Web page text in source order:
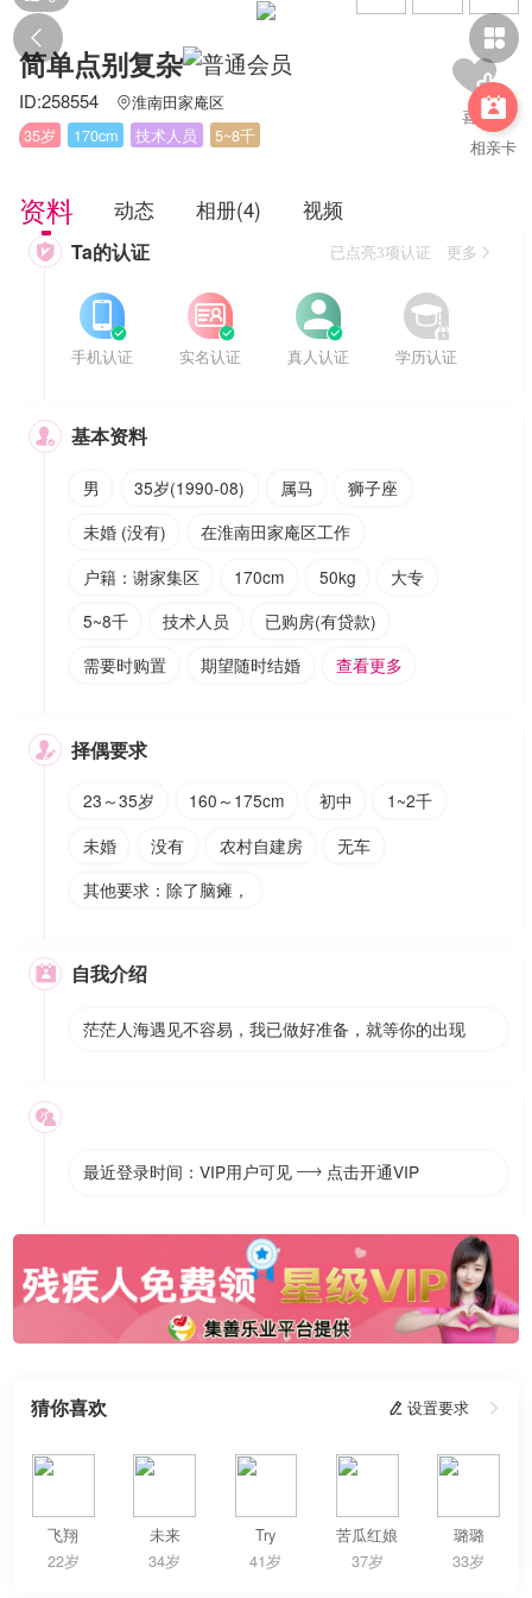
 

相亲卡
简单点别复杂
ID:258554 淮南田家庵区
35岁
170cm 技术人员 5~8千
资料 动态 相册(4) 视频
 Ta的认证 已点亮3项认证 更多


手机认证


实名认证


真人认证


学历认证
 基本资料
男 35岁(1990-08) 属马
狮子座
未婚 (没有)
在淮南田家庵区工作
户籍：谢家集区
170cm 50kg
大专
5~8千
技术人员
已购房(有贷款)
需要时购置
期望随时结婚 查看更多
 择偶要求
23～35岁 160～175cm 初中
1~2千
未婚
没有 农村自建房
无车
其他要求：除了脑瘫，
 自我介绍
茫茫人海遇见不容易，我已做好准备，就等你的出现

最近登录时间：VIP用户可见  点击开通VIP
猜你喜欢  设置要求 
飞翔
22岁
未来
34岁
Try
41岁
苦瓜红娘
37岁
璐璐
33岁